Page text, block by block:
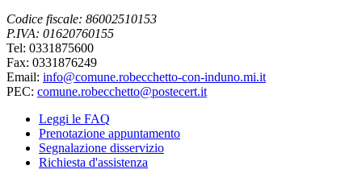
Codice fiscale: 86002510153
P.IVA: 01620760155
Tel: 0331875600
Fax: 0331876249
Email: info@comune.robecchetto-con-induno.mi.it
PEC: comune.robecchetto@postecert.it
Leggi le FAQ
Prenotazione appuntamento
Segnalazione disservizio
Richiesta d'assistenza